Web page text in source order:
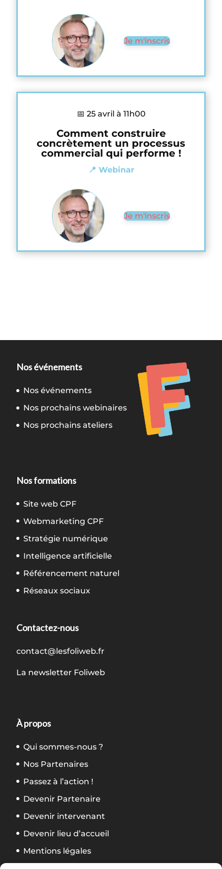
Je m'inscris
📅 25 avril à 11h00
Comment construire
concrètement un processus
commercial qui performe !
📍 Webinar
Je m'inscris
Nos événements
Nos événements
Nos prochains webinaires
Nos prochains ateliers
Nos formations
Site web CPF
Webmarketing CPF
Stratégie numérique
Intelligence artificielle
Référencement naturel
Réseaux sociaux
Contactez-nous
contact@lesfoliweb.fr
La newsletter Foliweb
À propos
Qui sommes-nous ?
Nos Partenaires
Passez à l’action !
Devenir Partenaire
Devenir intervenant
Devenir lieu d’accueil
Mentions légales